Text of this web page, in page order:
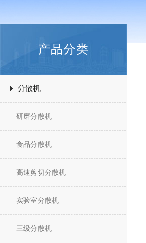
产品分类
分散机
研磨分散机
食品分散机
高速剪切分散机
实验室分散机
三级分散机